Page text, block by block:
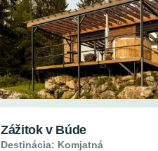
Zážitok v Búde
Destinácia: Komjatná